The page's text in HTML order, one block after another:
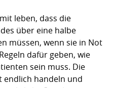
leben, dass die
über eine halbe
müssen, wenn sie in Not
dafür geben, wie
sein muss. Die
endlich handeln und